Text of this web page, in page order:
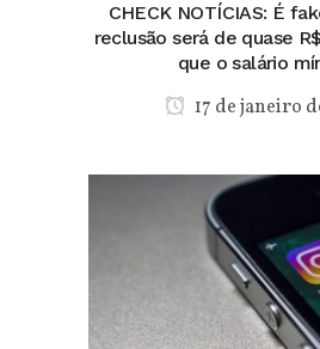
CHECK NOTÍCIAS: É
reclusão será de quase
que o salário
17 de janeiro